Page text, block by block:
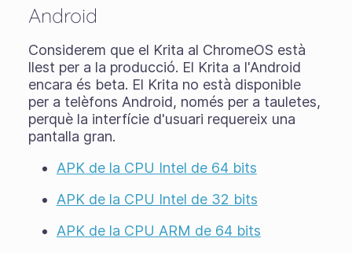
Android
Considerem que el Krita al ChromeOS està
llest per a la producció. El Krita a l'Android
encara és beta. El Krita no està disponible
per a telèfons Android, només per a tauletes,
perquè la interfície d'usuari requereix una
pantalla gran.
APK de la CPU Intel de 64 bits
APK de la CPU Intel de 32 bits
APK de la CPU ARM de 64 bits